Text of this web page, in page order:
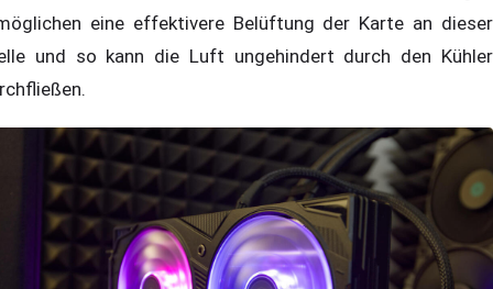
eine effektivere Belüftung der Karte an dieser
und so kann die Luft ungehindert durch den Kühler